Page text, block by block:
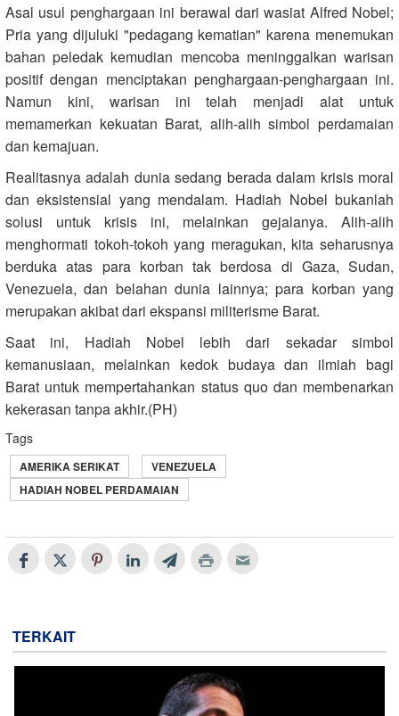
Asal usul penghargaan ini berawal dari wasiat Alfred Nobel;
Pria yang dijuluki "pedagang kematian" karena menemukan
bahan peledak kemudian mencoba meninggalkan warisan
positif dengan menciptakan penghargaan-penghargaan ini.
Namun kini, warisan ini telah menjadi alat untuk
memamerkan kekuatan Barat, alih-alih simbol perdamaian
dan kemajuan.
Realitasnya adalah dunia sedang berada dalam krisis moral
dan eksistensial yang mendalam. Hadiah Nobel bukanlah
solusi untuk krisis ini, melainkan gejalanya. Alih-alih
menghormati tokoh-tokoh yang meragukan, kita seharusnya
berduka atas para korban tak berdosa di Gaza, Sudan,
Venezuela, dan belahan dunia lainnya; para korban yang
merupakan akibat dari ekspansi militerisme Barat.
Saat ini, Hadiah Nobel lebih dari sekadar simbol
kemanusiaan, melainkan kedok budaya dan ilmiah bagi
Barat untuk mempertahankan status quo dan membenarkan
kekerasan tanpa akhir.(PH)
Tags
AMERIKA SERIKAT
VENEZUELA
HADIAH NOBEL PERDAMAIAN
TERKAIT